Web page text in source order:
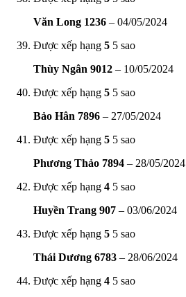
Văn Long 1236 – 04/05/2024
Được xếp hạng 5 5 sao
Thùy Ngân 9012 – 10/05/2024
Được xếp hạng 5 5 sao
Bảo Hân 7896 – 27/05/2024
Được xếp hạng 5 5 sao
Phương Thảo 7894 – 28/05/2024
Được xếp hạng 4 5 sao
Huyền Trang 907 – 03/06/2024
Được xếp hạng 5 5 sao
Thái Dương 6783 – 28/06/2024
Được xếp hạng 4 5 sao